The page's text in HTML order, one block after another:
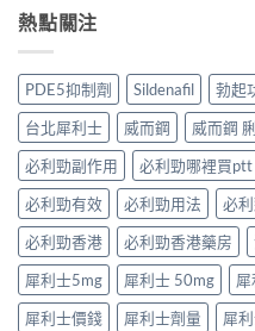
真
相，
孕
男
性
必
讀〉
中
實
體
醫
學
真
相
大
公
開〉
中
印
20〉
中
作
凍
威
嘅
速
效
話
術
要
打
折
讀〉
中
士
5mg
食
先
有
效？
冇
效
嘅
原
因
逐
個
捉
——
熱點關注
PDE5抑制劑 Sildenafil 勃起
台北犀利士
威而鋼 威而鋼
必利勁副作用
必利勁哪裡買ptt
必利勁有效
必利勁用法 必
必利勁香港
必利勁香港藥房
犀利士5mg
犀利士 50mg
犀利士價錢
犀利士劑量 犀